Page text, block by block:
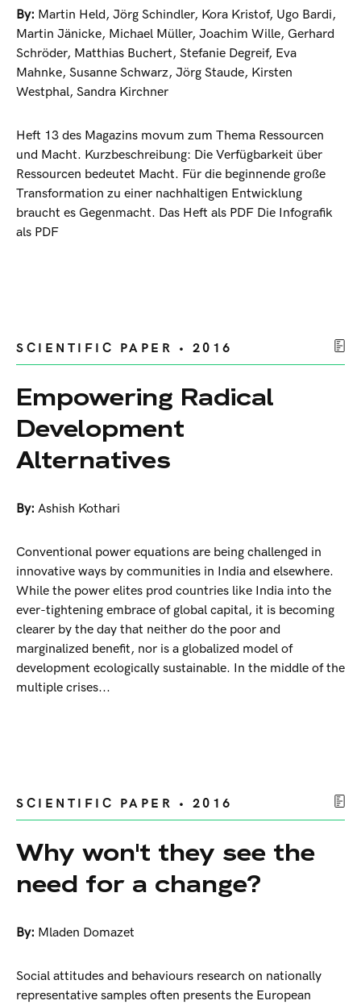
By: Martin Held, Jörg Schindler, Kora Kristof, Ugo Bardi,
Martin Jänicke, Michael Müller, Joachim Wille, Gerhard
Schröder, Matthias Buchert, Stefanie Degreif, Eva
Mahnke, Susanne Schwarz, Jörg Staude, Kirsten
Westphal, Sandra Kirchner
Heft 13 des Magazins movum zum Thema Ressourcen
und Macht. Kurzbeschreibung: Die Verfügbarkeit über
Ressourcen bedeutet Macht. Für die beginnende große
Transformation zu einer nachhaltigen Entwicklung
braucht es Gegenmacht. Das Heft als PDF Die Infografik
als PDF
SCIENTIFIC PAPER • 2016
Empowering Radical
Development
Alternatives
By: Ashish Kothari
Conventional power equations are being challenged in
innovative ways by communities in India and elsewhere.
While the power elites prod countries like India into the
ever-tightening embrace of global capital, it is becoming
clearer by the day that neither do the poor and
marginalized benefit, nor is a globalized model of
development ecologically sustainable. In the middle of the
multiple crises...
SCIENTIFIC PAPER • 2016
Why won't they see the
need for a change?
By: Mladen Domazet
Social attitudes and behaviours research on nationally
representative samples often presents the European